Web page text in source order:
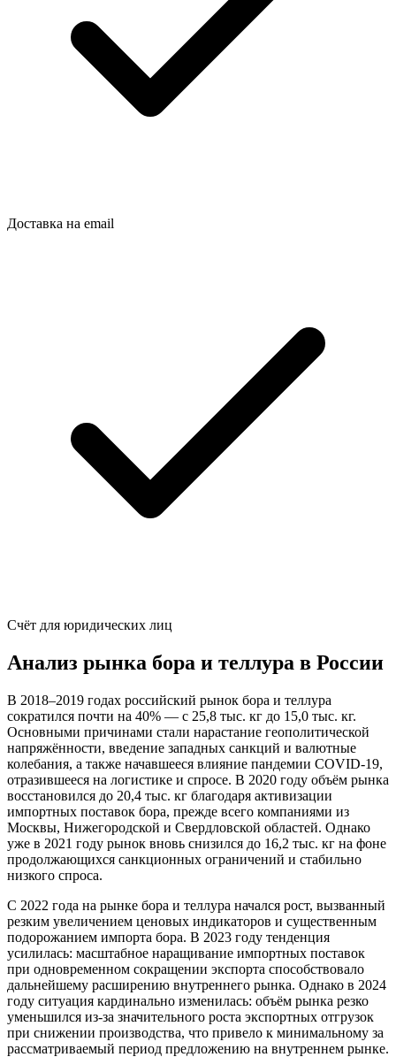
Доставка на email
Счёт для юридических лиц
Анализ рынка бора и теллура в России
В 2018–2019 годах российский рынок бора и теллура
сократился почти на 40% — с 25,8 тыс. кг до 15,0 тыс. кг.
Основными причинами стали нарастание геополитической
напряжённости, введение западных санкций и валютные
колебания, а также начавшееся влияние пандемии COVID-19,
отразившееся на логистике и спросе. В 2020 году объём рынка
восстановился до 20,4 тыс. кг благодаря активизации
импортных поставок бора, прежде всего компаниями из
Москвы, Нижегородской и Свердловской областей. Однако
уже в 2021 году рынок вновь снизился до 16,2 тыс. кг на фоне
продолжающихся санкционных ограничений и стабильно
низкого спроса.
С 2022 года на рынке бора и теллура начался рост, вызванный
резким увеличением ценовых индикаторов и существенным
подорожанием импорта бора. В 2023 году тенденция
усилилась: масштабное наращивание импортных поставок
при одновременном сокращении экспорта способствовало
дальнейшему расширению внутреннего рынка. Однако в 2024
году ситуация кардинально изменилась: объём рынка резко
уменьшился из-за значительного роста экспортных отгрузок
при снижении производства, что привело к минимальному за
рассматриваемый период предложению на внутреннем рынке.